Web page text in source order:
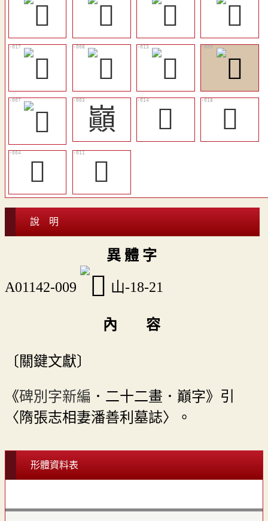
巓 󱩜
󱩠
󱩓
󱩙
說 明
異 體 字
A01142-009 山-18-21
內 容
〔關鍵文獻〕
《碑別字新編 ．二十二畫．巔字》引
〈隋張志相妻潘善利墓誌〉。
形體資料表